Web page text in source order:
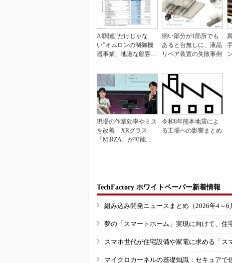
AI関連“だけじゃな
い”オムロンの制御機
器事業、地道な顧客基
弱い部分が1箇所でも
あると台無しに、液晶
リペア装置の失敗事例
現場の作業効率やミス
を改善 XRグラス
「MiRZA」が可能に
令和8年熊本地震によ
る工場への影響まとめ
TechFactory ホワイトペーパー新着情報
組み込み開発ニュースまとめ（2026年4～6
夢の「スマートホーム」実現に向けて、住
スマホ世代が住宅設備や家電に求める「ス
マイクロカーネルの基礎知識：セキュアで